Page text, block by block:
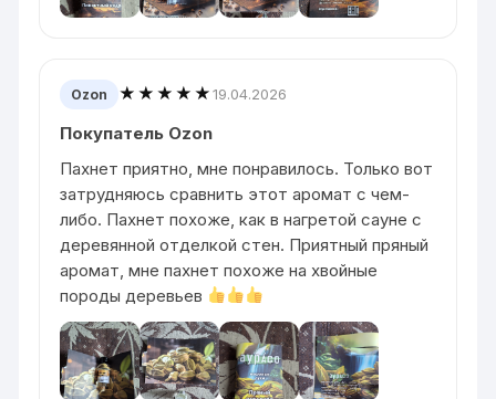
Ozon ★★★★★19.04.2026
Покупатель Ozon
Пахнет приятно, мне понравилось. Только вот
затрудняюсь сравнить этот аромат с чем-
либо. Пахнет похоже, как в нагретой сауне с
деревянной отделкой стен. Приятный пряный
аромат, мне пахнет похоже на хвойные
породы деревьев